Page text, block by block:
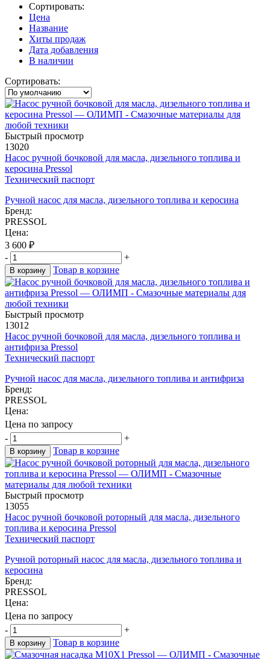
Сортировать:
Цена
Название
Хиты продаж
Дата добавления
В наличии
Сортировать:
Быстрый просмотр
13020
Насос ручной бочковой для масла, дизельного топлива и
керосина Pressol
Технический паспорт
Ручной насос для масла, дизельного топлива и керосина
Бренд:
PRESSOL
Цена:
3 600 ₽
-
+
В корзину Товар в корзине
Быстрый просмотр
13012
Насос ручной бочковой для масла, дизельного топлива и
антифриза Pressol
Технический паспорт
Ручной насос для масла, дизельного топлива и антифриза
Бренд:
PRESSOL
Цена:
Цена по запросу
-
+
В корзину Товар в корзине
Быстрый просмотр
13055
Насос ручной бочковой роторный для масла, дизельного
топлива и керосина Pressol
Технический паспорт
Ручной роторный насос для масла, дизельного топлива и
керосина
Бренд:
PRESSOL
Цена:
Цена по запросу
-
+
В корзину Товар в корзине